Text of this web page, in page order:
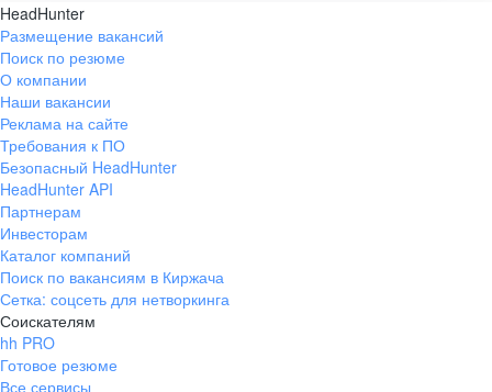
HeadHunter
Размещение вакансий
Поиск по резюме
О компании
Наши вакансии
Реклама на сайте
Требования к ПО
Безопасный HeadHunter
HeadHunter API
Партнерам
Инвесторам
Каталог компаний
Поиск по вакансиям в Киржача
Сетка: соцсеть для нетворкинга
Соискателям
hh PRO
Готовое резюме
Все сервисы